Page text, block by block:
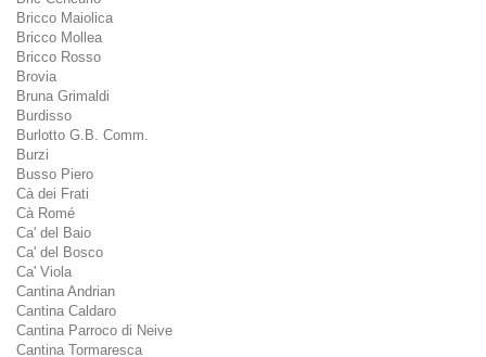
Bricco Maiolica
Bricco Mollea
Bricco Rosso
Brovia
Bruna Grimaldi
Burdisso
Burlotto G.B. Comm.
Burzi
Busso Piero
Cà dei Frati
Cà Romé
Ca' del Baio
Ca' del Bosco
Ca' Viola
Cantina Andrian
Cantina Caldaro
Cantina Parroco di Neive
Cantina Tormaresca